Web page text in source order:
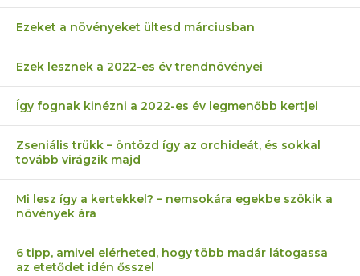
Ezeket a növényeket ültesd márciusban
Ezek lesznek a 2022-es év trendnövényei
Így fognak kinézni a 2022-es év legmenőbb kertjei
Zseniális trükk – öntözd így az orchideát, és sokkal
tovább virágzik majd
Mi lesz így a kertekkel? – nemsokára egekbe szökik a
növények ára
6 tipp, amivel elérheted, hogy több madár látogassa
az etetődet idén ősszel